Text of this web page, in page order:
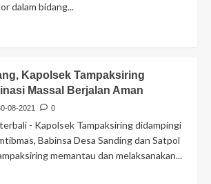
dalam bidang...
Kapolsek Tampaksiring
Massal Berjalan Aman
08-2021 0
- Kapolsek Tampaksiring didampingi
Babinsa Desa Sanding dan Satpol
memantau dan melaksanakan...